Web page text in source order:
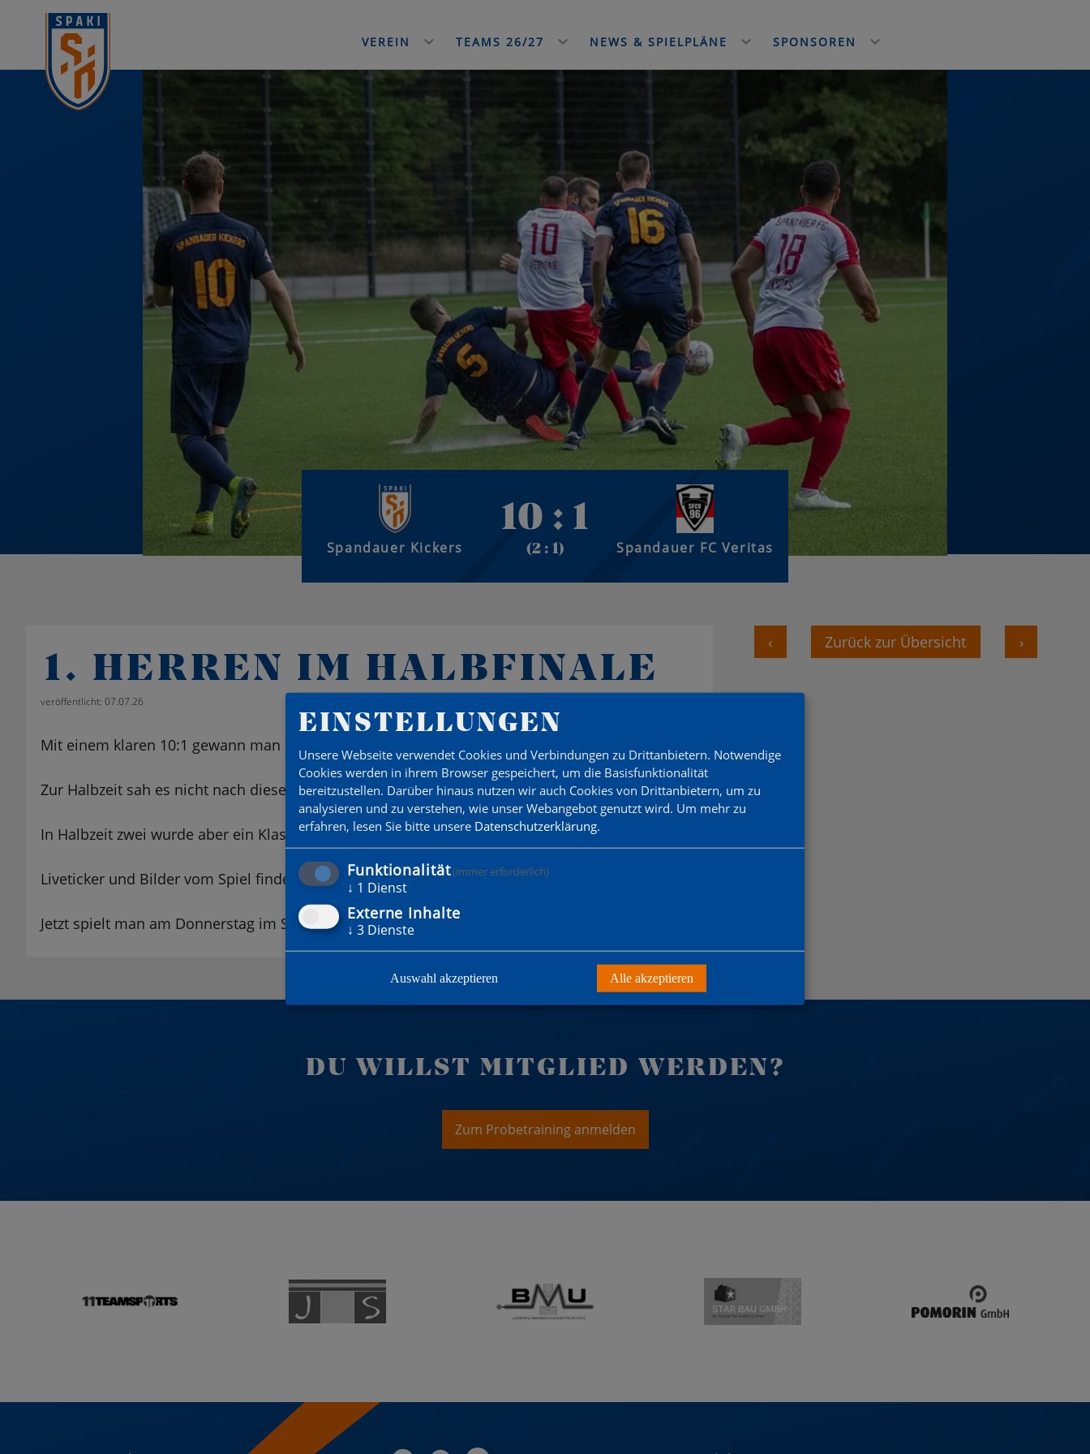
VEREIN TEAMS 26/27 NEWS & SPIELPLÄNE SPONSOREN
Spandauer Kickers
10 : 1
(2 : 1) Spandauer FC Veritas
1. HERREN IM HALBFINALE
veröffentlicht: 07.07.26
Mit einem klaren 10:1 gewann man das Viertelfinale im Spandauer Pokal vs Veritas.
Zur Halbzeit sah es nicht nach diesem Ergebnis aus, dort konnte SFCV noch gut mithalten.
In Halbzeit zwei wurde aber ein Klassenunterschied deutlich.
Liveticker und Bilder vom Spiel findest du HIER
Jetzt spielt man am Donnerstag im Stadion Hakenfelde um 19:50 das Halbfinale vs BW Spandau
‹ Zurück zur Übersicht ›
DU WILLST MITGLIED WERDEN?
Zum Probetraining anmelden
EINSTELLUNGEN
Unsere Webseite verwendet Cookies und Verbindungen zu Drittanbietern. Notwendige
Cookies werden in ihrem Browser gespeichert, um die Basisfunktionalität
bereitzustellen. Darüber hinaus nutzen wir auch Cookies von Drittanbietern, um zu
analysieren und zu verstehen, wie unser Webangebot genutzt wird. Um mehr zu
erfahren, lesen Sie bitte unsere Datenschutzerklärung.
Funktionalität(immer erforderlich)
↓ 1 Dienst
Externe Inhalte
↓ 3 Dienste
Auswahl akzeptieren Alle akzeptieren